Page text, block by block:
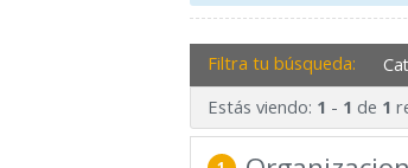
Filtra tu búsqueda:
Estás viendo: 1 - 1 de 1